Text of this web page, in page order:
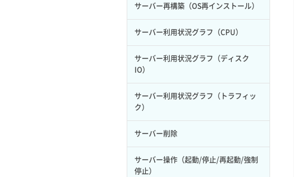
サーバー再構築（OS再インストール）
サーバー利用状況グラフ（CPU）
サーバー利用状況グラフ（ディスク
IO）
サーバー利用状況グラフ（トラフィッ
ク）
サーバー削除
サーバー操作（起動/停止/再起動/強制
停止）